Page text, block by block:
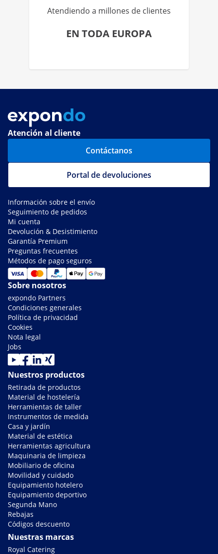
Atendiendo a millones de clientes
EN TODA EUROPA
Atención al cliente
Contáctanos
Portal de devoluciones
Información sobre el envío
Seguimiento de pedidos
Mi cuenta
Devolución & Desistimiento
Garantía Premium
Preguntas frecuentes
Métodos de pago seguros
Sobre nosotros
expondo Partners
Condiciones generales
Política de privacidad
Cookies
Nota legal
Jobs
Nuestros productos
Retirada de productos
Material de hostelería
Herramientas de taller
Instrumentos de medida
Casa y jardín
Material de estética
Herramientas agricultura
Maquinaria de limpieza
Mobiliario de oficina
Movilidad y cuidado
Equipamiento hotelero
Equipamiento deportivo
Segunda Mano
Rebajas
Códigos descuento
Nuestras marcas
Royal Catering